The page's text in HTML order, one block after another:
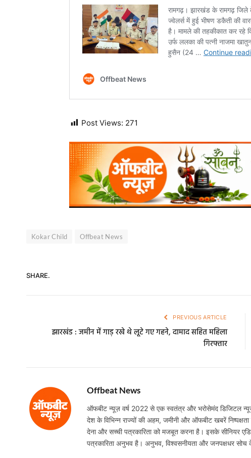
Post Views: 271
Kokar Child Offbeat News
SHARE.
PREVIOUS ARTICLE
झारखंड : जमीन में गाड़ रखे थे लूटे गए गहने, दामाद सहित महिला
गिरफ्तार
Offbeat News
ऑफबीट न्यूज़ वर्ष 2022 से एक स्वतंत्र और भरोसेमंद डिजिटल
देश के विभिन्न राज्यों की अहम, जमीनी और ऑफबीट खबरें
देना और सच्ची पत्रकारिता को मजबूत करना है। इसके सीनियर
पत्रकारिता अनुभव है। अनुभव, विश्वसनीयता और जनपक्षधर सोच